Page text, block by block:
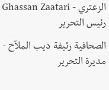
رئيس التحرير
الصحافية رئيفة ديب الملاّح -
مديرة التحرير